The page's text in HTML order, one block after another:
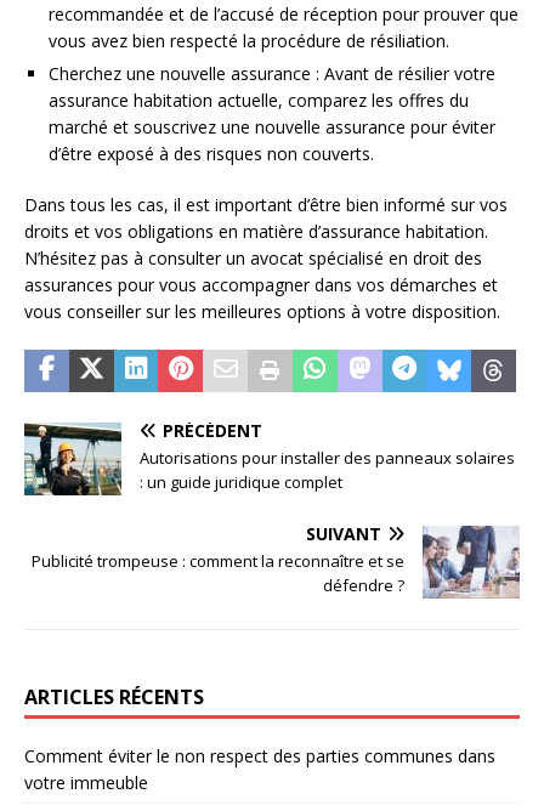
recommandée et de l’accusé de réception pour prouver que
vous avez bien respecté la procédure de résiliation.
Cherchez une nouvelle assurance : Avant de résilier votre
assurance habitation actuelle, comparez les offres du
marché et souscrivez une nouvelle assurance pour éviter
d’être exposé à des risques non couverts.
Dans tous les cas, il est important d’être bien informé sur vos
droits et vos obligations en matière d’assurance habitation.
N’hésitez pas à consulter un avocat spécialisé en droit des
assurances pour vous accompagner dans vos démarches et
vous conseiller sur les meilleures options à votre disposition.
PRÉCÉDENT
Autorisations pour installer des panneaux solaires
: un guide juridique complet
SUIVANT
Publicité trompeuse : comment la reconnaître et se
défendre ?
ARTICLES RÉCENTS
Comment éviter le non respect des parties communes dans
votre immeuble